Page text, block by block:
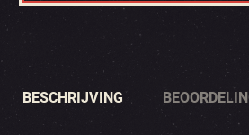
BESCHRIJVING